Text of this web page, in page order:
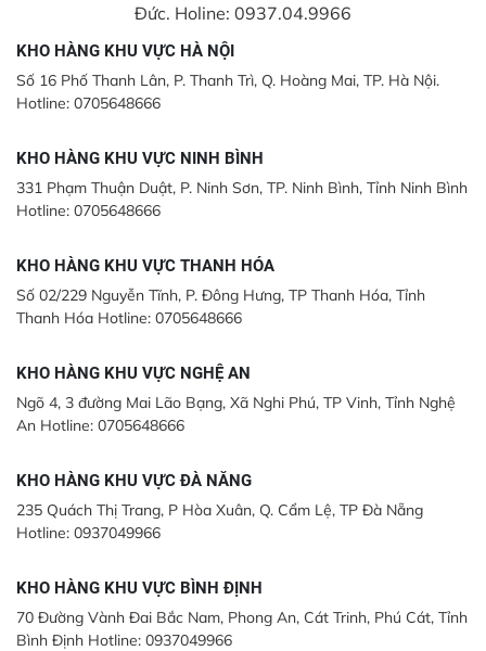
Đức. Holine: 0937.04.9966
KHO HÀNG KHU VỰC HÀ NỘI
Số 16 Phố Thanh Lân, P. Thanh Trì, Q. Hoàng Mai, TP. Hà Nội.
Hotline: 0705648666
KHO HÀNG KHU VỰC NINH BÌNH
331 Phạm Thuận Duật, P. Ninh Sơn, TP. Ninh Bình, Tỉnh Ninh Bình
Hotline: 0705648666
KHO HÀNG KHU VỰC THANH HÓA
Số 02/229 Nguyễn Tĩnh, P. Đông Hưng, TP Thanh Hóa, Tỉnh
Thanh Hóa Hotline: 0705648666
KHO HÀNG KHU VỰC NGHỆ AN
Ngõ 4, 3 đường Mai Lão Bạng, Xã Nghi Phú, TP Vinh, Tỉnh Nghệ
An Hotline: 0705648666
KHO HÀNG KHU VỰC ĐÀ NẴNG
235 Quách Thị Trang, P Hòa Xuân, Q. Cẩm Lệ, TP Đà Nẵng
Hotline: 0937049966
KHO HÀNG KHU VỰC BÌNH ĐỊNH
70 Đường Vành Đai Bắc Nam, Phong An, Cát Trinh, Phú Cát, Tỉnh
Bình Định Hotline: 0937049966